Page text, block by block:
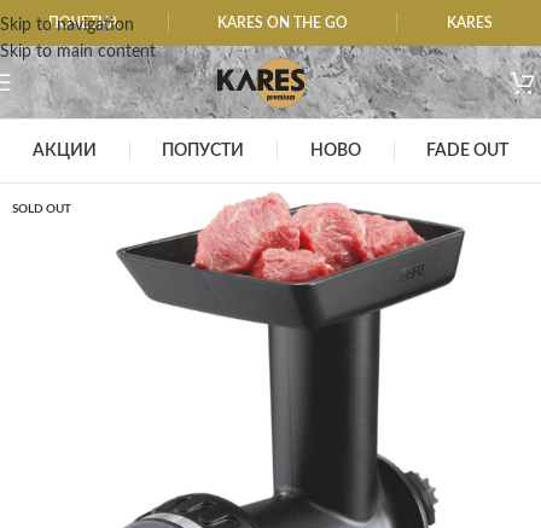
Skip to navigation
Skip to main content
ПОЧЕТНА KARES ON THE GO KARES
АКЦИИ ПОПУСТИ НОВО FADE OUT
SOLD OUT